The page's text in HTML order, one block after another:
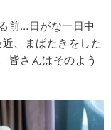
前…日がな一日中
、まばたきをした
皆さんはそのよう